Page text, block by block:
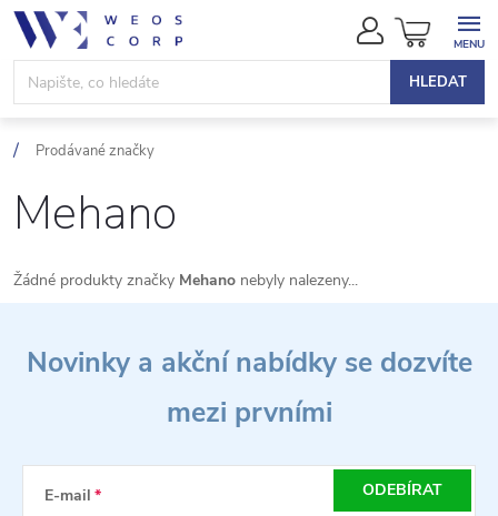
Přejít
obsah
HLEDAT
NÁKUPNÍ
KOŠÍK
Prodávané značky
Mehano
Žádné produkty značky Mehano nebyly nalezeny...
Novinky a akční nabídky se dozvíte
mezi prvními
E-mail ODEBÍRAT